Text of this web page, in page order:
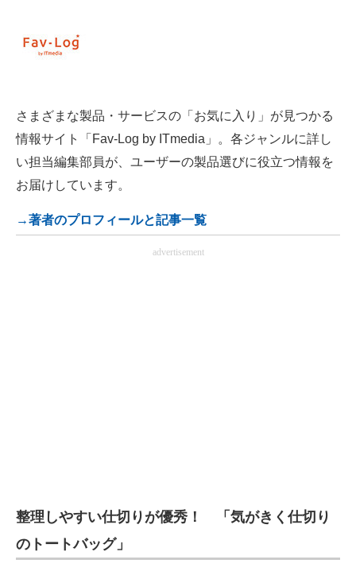
さまざまな製品・サービスの「お気に入り」が見つかる
情報サイト「Fav-Log by ITmedia」。各ジャンルに詳し
い担当編集部員が、ユーザーの製品選びに役立つ情報を
お届けしています。
→著者のプロフィールと記事一覧
advertisement
整理しやすい仕切りが優秀！ 「気がきく仕切り
のトートバッグ」